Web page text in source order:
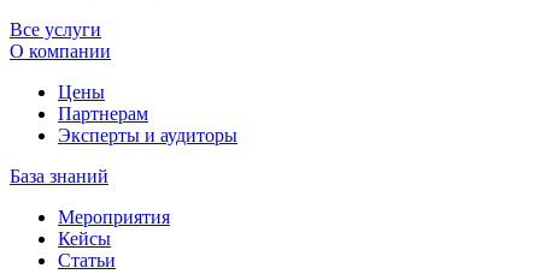
Все услуги
О компании
Цены
Партнерам
Эксперты и аудиторы
База знаний
Мероприятия
Кейсы
Статьи